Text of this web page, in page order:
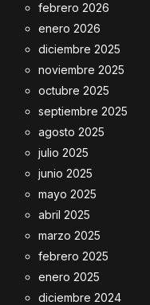
febrero 2026
enero 2026
diciembre 2025
noviembre 2025
octubre 2025
septiembre 2025
agosto 2025
julio 2025
junio 2025
mayo 2025
abril 2025
marzo 2025
febrero 2025
enero 2025
diciembre 2024